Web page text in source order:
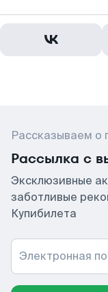
Рассказываем о
Рассылка с
Эксклюзивные
заботливые
Купибилета
Электронная